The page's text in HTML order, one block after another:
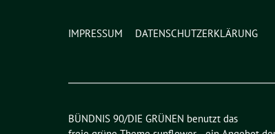
IMPRESSUM DATENSCHUTZERKLÄRUNG
BÜNDNIS 90/DIE GRÜNEN benutzt das